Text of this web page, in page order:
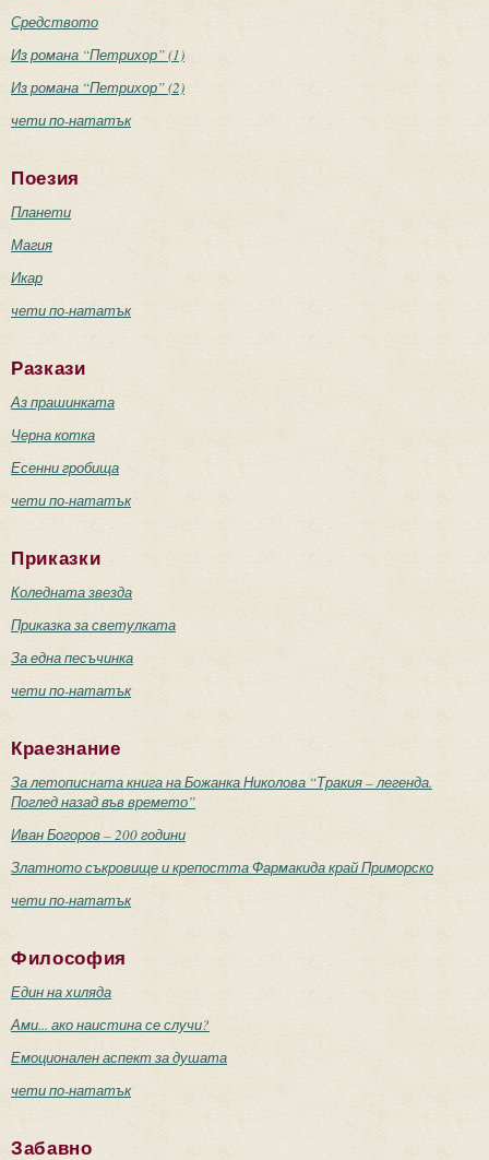
Средството
Из романа “Петрихор” (1)
Из романа “Петрихор” (2)
чети по-нататък
Поезия
Планети
Магия
Икар
чети по-нататък
Разкази
Аз прашинката
Черна котка
Есенни гробища
чети по-нататък
Приказки
Коледната звезда
Приказка за светулката
За една песъчинка
чети по-нататък
Краезнание
За летописната книга на Божанка Николова “Тракия – легенда.
Поглед назад във времето”
Иван Богоров – 200 години
Златното съкровище и крепостта Фармакида край Приморско
чети по-нататък
Философия
Един на хиляда
Ами... ако наистина се случи?
Емоционален аспект за душата
чети по-нататък
Забавно